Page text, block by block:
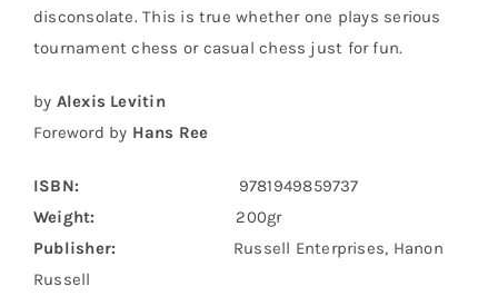
disconsolate. This is true whether one plays serious
tournament chess or casual chess just for fun.
by Alexis Levitin
Foreword by Hans Ree
ISBN: 9781949859737
Weight:
200gr
Publisher: Russell Enterprises, Hanon
Russell